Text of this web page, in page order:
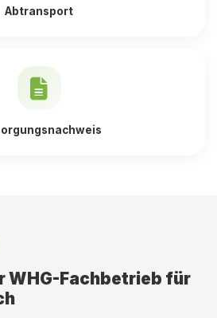
Abtransport
WHG-Fachbetrieb für